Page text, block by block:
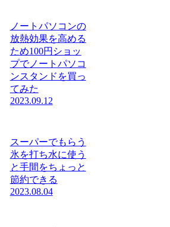
ノートパソコンの
放熱効果を高める
ため100円ショッ
プでノートパソコ
ンスタンドを買っ
てみた
2023.09.12
スーパーでもらう
氷を打ち水に使う
と手間をちょっと
節約できる
2023.08.04